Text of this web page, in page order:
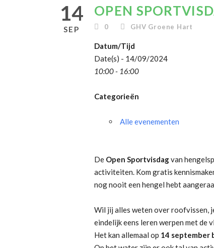
14
SEP
OPEN
0 GHV Groene Hart
Datum/Tijd
Date(s) - 14/09/2024
10:00 - 16:00
Categorieën
Alle evenementen
De Open Sportvisdagvan
activiteiten. Kom gratis
nog nooit een hengel hebt
Wil jij alles weten over roofvissen,
eindelijk eens leren werpen met de
Het kan allemaal op 14 september